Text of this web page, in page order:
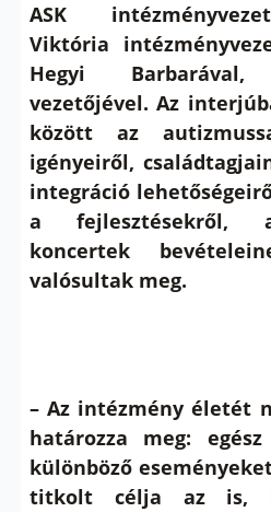
ASK
Viktória
Hegyi
vezetőjével. Az
között az
igényeiről,
integráció
a fejlesztésekről,
koncertek
valósultak meg.
– Az intézmény életét
határozza meg:
különböző
titkolt célja az is,